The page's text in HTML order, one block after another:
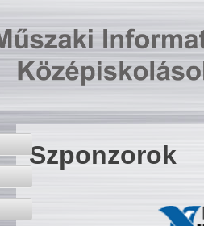
Szponzorok